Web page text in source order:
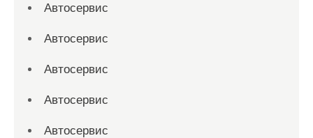
Автосервис
Автосервис
Автосервис
Автосервис
Автосервис